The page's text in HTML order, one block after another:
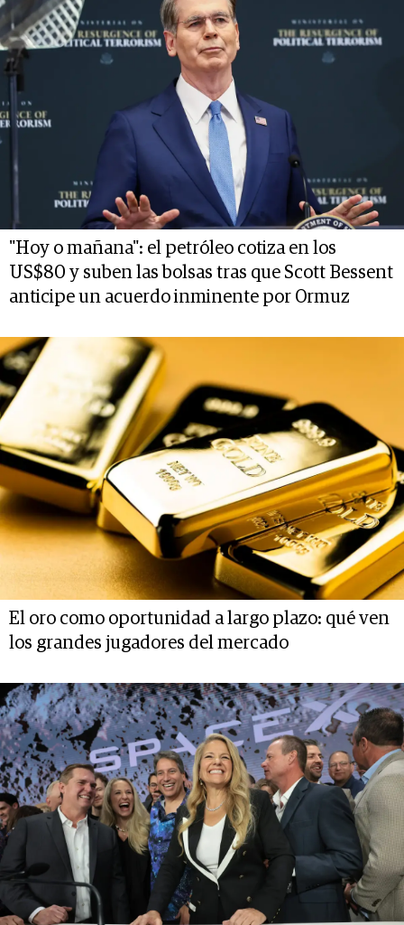
"Hoy o mañana": el petróleo cotiza en los
US$80 y suben las bolsas tras que Scott Bessent
anticipe un acuerdo inminente por Ormuz
El oro como oportunidad a largo plazo: qué ven
los grandes jugadores del mercado